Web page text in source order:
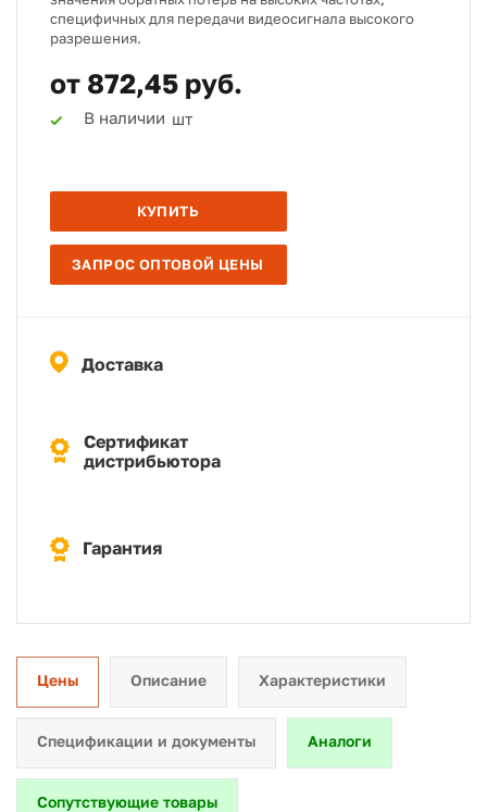
специфичных для передачи видеосигнала высокого
разрешения.
от 872,45 руб.
В наличии шт
КУПИТЬ
ЗАПРОС ОПТОВОЙ ЦЕНЫ
Доставка
Сертификат
дистрибьютора
Гарантия
Цены Описание Характеристики
Спецификации и документы Аналоги
Сопутствующие товары